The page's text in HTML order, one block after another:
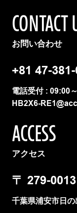
CONTACT
お問い合わせ
+81 47-
電話受付 :
HB2X6-
ACCESS
アクセス
〒 279-0013
千葉県浦安市日の